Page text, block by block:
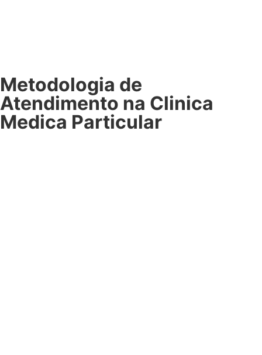
Metodologia de
Atendimento na Clinica
Medica Particular